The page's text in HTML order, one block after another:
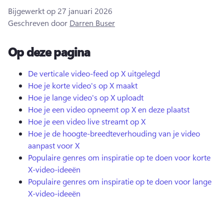
Aanmelden
Gratis uitproberen
Bijgewerkt op 27 januari 2026
Geschreven door Darren Buser
Op deze pagina
De verticale video-feed op X uitgelegd
Hoe je korte video's op X maakt
Hoe je lange video's op X uploadt
Hoe je een video opneemt op X en deze plaatst
Hoe je een video live streamt op X
Hoe je de hoogte-breedteverhouding van je video
aanpast voor X
Populaire genres om inspiratie op te doen voor korte
X-video-ideeën
Populaire genres om inspiratie op te doen voor lange
X-video-ideeën